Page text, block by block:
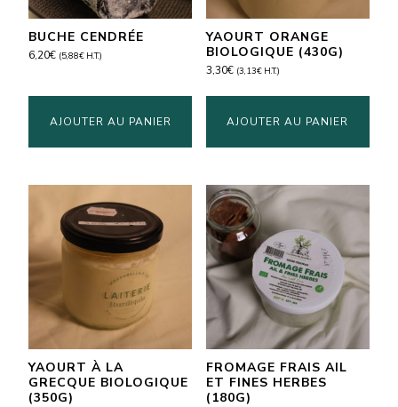
BUCHE CENDRÉE
6,20€ (5,88€ H.T.)
AJOUTER AU PANIER
YAOURT ORANGE
BIOLOGIQUE (430G)
3,30€ (3,13€H.T.)
AJOUTER AU PANIER
YAOURT À LA
GRECQUE BIOLOGIQUE
(350G)
FROMAGE FRAIS AIL
ET FINES HERBES
(180G)